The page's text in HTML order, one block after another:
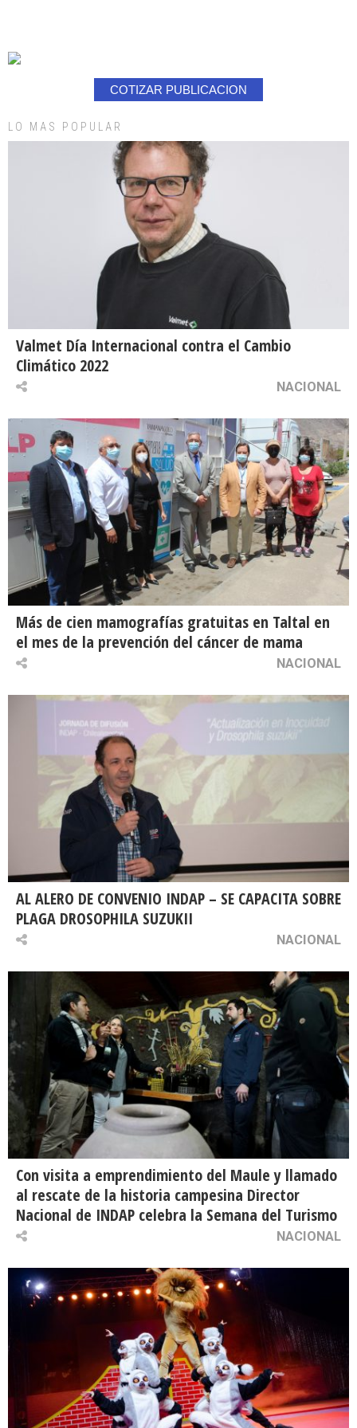
COTIZAR PUBLICACION
LO MAS POPULAR
Valmet Día Internacional contra el Cambio
Climático 2022
NACIONAL
Más de cien mamografías gratuitas en Taltal en
el mes de la prevención del cáncer de mama
NACIONAL
AL ALERO DE CONVENIO INDAP – SE CAPACITA SOBRE
PLAGA DROSOPHILA SUZUKII
NACIONAL
Con visita a emprendimiento del Maule y llamado
al rescate de la historia campesina Director
Nacional de INDAP celebra la Semana del Turismo
NACIONAL